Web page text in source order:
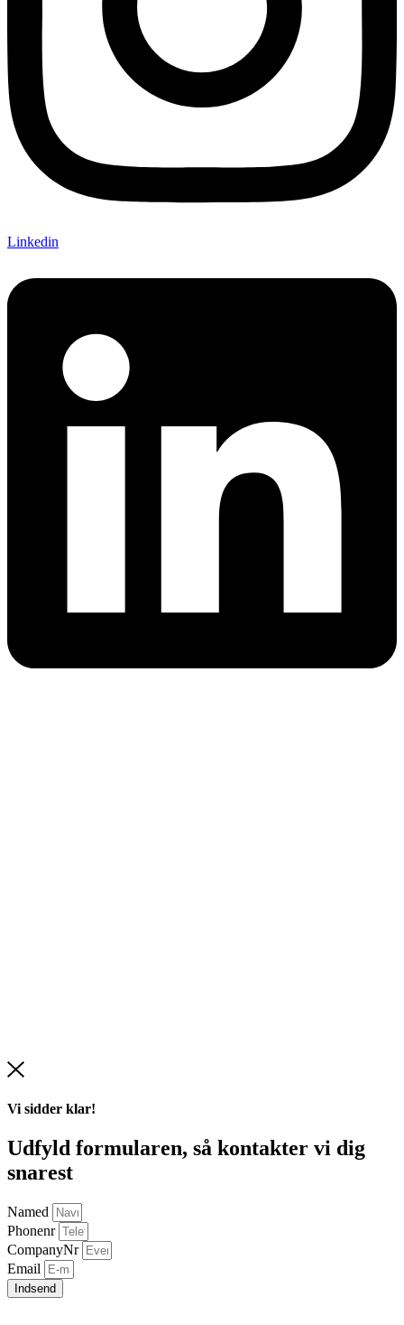
Linkedin
Vi sidder klar!
Udfyld formularen, så kontakter vi dig
snarest
Named
Phonenr
CompanyNr
Email
Indsend